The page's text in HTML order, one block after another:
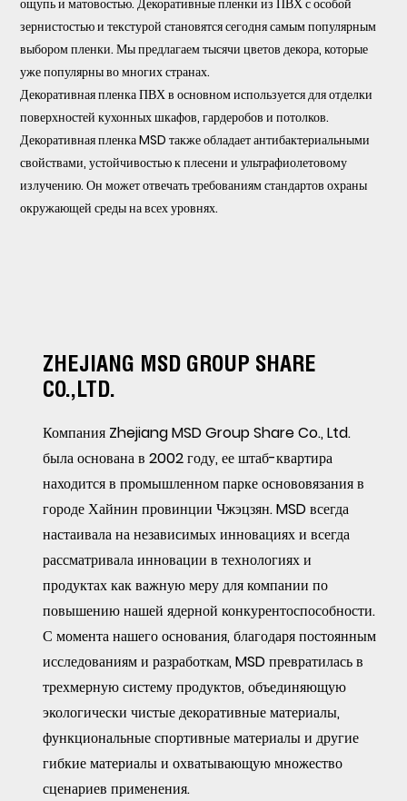
ощупь и матовостью. Декоративные пленки из ПВХ с особой
зернистостью и текстурой становятся сегодня самым популярным
выбором пленки. Мы предлагаем тысячи цветов декора, которые
уже популярны во многих странах.
Декоративная пленка ПВХ в основном используется для отделки
поверхностей кухонных шкафов, гардеробов и потолков.
Декоративная пленка MSD также обладает антибактериальными
свойствами, устойчивостью к плесени и ультрафиолетовому
излучению. Он может отвечать требованиям стандартов охраны
окружающей среды на всех уровнях.
ZHEJIANG MSD GROUP SHARE
CO.,LTD.
Компания Zhejiang MSD Group Share Co., Ltd.
была основана в 2002 году, ее штаб-квартира
находится в промышленном парке основовязания в
городе Хайнин провинции Чжэцзян. MSD всегда
настаивала на независимых инновациях и всегда
рассматривала инновации в технологиях и
продуктах как важную меру для компании по
повышению нашей ядерной конкурентоспособности.
С момента нашего основания, благодаря постоянным
исследованиям и разработкам, MSD превратилась в
трехмерную систему продуктов, объединяющую
экологически чистые декоративные материалы,
функциональные спортивные материалы и другие
гибкие материалы и охватывающую множество
сценариев применения.